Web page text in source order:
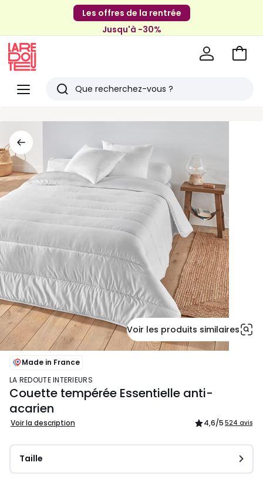
Les offres de la rentrée
Jusqu'à -30%
Menu
Redoute
Rechercher
Aller
Voir les produits similaires
Made in France
LA REDOUTE INTERIEURS
Couette tempérée Essentielle anti-
acarien
Voir la description 4,6/5 524 avis
Taille